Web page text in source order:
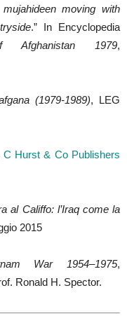
moving with
.” In Encyclopedia
Afghanistan 1979,
(1979-1989), LEG
C Hurst & Co Publishers
al Califfo: l’Iraq come la
2015
War 1954–1975,
Ronald H. Spector.